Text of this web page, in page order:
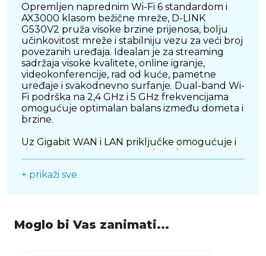
Opremljen naprednim Wi-Fi 6 standardom i
AX3000 klasom bežične mreže, D-LINK
G530V2 pruža visoke brzine prijenosa, bolju
učinkovitost mreže i stabilniju vezu za veći broj
povezanih uređaja. Idealan je za streaming
sadržaja visoke kvalitete, online igranje,
videokonferencije, rad od kuće, pametne
uređaje i svakodnevno surfanje. Dual-band Wi-
Fi podrška na 2,4 GHz i 5 GHz frekvencijama
omogućuje optimalan balans između dometa i
brzine.
Uz Gigabit WAN i LAN priključke omogućuje i
potrebna maksimalna stabilnost. Sigurnost
pristupom.
+ prikaži sve
Moglo bi Vas zanimati...